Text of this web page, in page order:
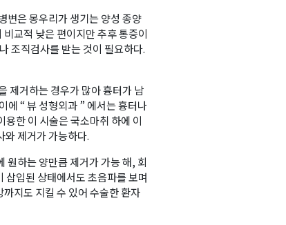
변은 몽우리가 생기는 양성 종양
교적 낮은 편이지만 추후 통증이
조직검사를 받는 것이 필요하다.
제거하는 경우가 많아 흉터가 남
에 “ 뷰 성형외과 ” 에서는 흉터나
한 이 시술은 국소마취 하에 이
와 제거가 가능하다.
원하는 양만큼 제거가 가능 해, 회
삽입된 상태에서도 초음파를 보며
지도 지킬 수 있어 수술한 환자